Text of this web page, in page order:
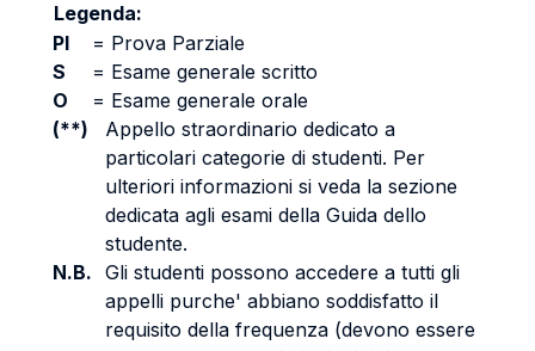
Legenda:
PI
= Prova Parziale
S
= Esame generale scritto
O
= Esame generale orale
(**)
Appello straordinario dedicato a
particolari categorie di studenti. Per
ulteriori informazioni si veda la sezione
dedicata agli esami della Guida dello
studente.
N.B. Gli studenti possono accedere a tutti gli
appelli purche' abbiano soddisfatto il
requisito della frequenza (devono essere